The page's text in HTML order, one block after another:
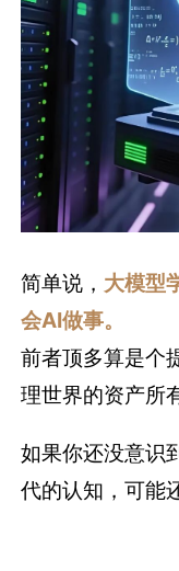
简单说， 大模型
会AI做事。
前者顶多算是个
理世界的资产所
如果你还没意识
代的认知，可能